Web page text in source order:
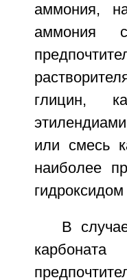
аммония,
аммония
глицин,
или смесь
наиболее
В